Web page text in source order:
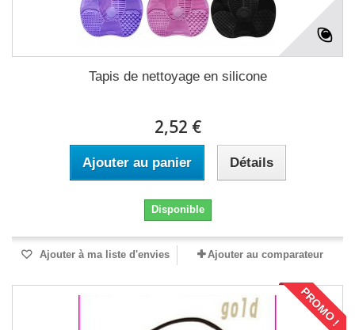
Tapis de nettoyage en silicone
2,52 €
Ajouter au panier Détails
Disponible
Ajouter à ma liste d'envies Ajouter au comparateur
PROMO !